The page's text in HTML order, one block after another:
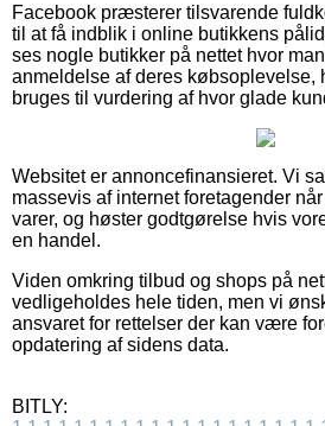
Facebook præsterer tilsvarende
til at få indblik i online butikkens
ses nogle butikker på nettet hvor
anmeldelse af deres købsoplevelse,
bruges til vurdering af hvor glade
Websitet er annoncefinansieret. Vi
massevis af internet foretagender
varer, og høster godtgørelse hvis
en handel.
Viden omkring tilbud og shops på
vedligeholdes hele tiden, men vi
ansvaret for rettelser der kan være
opdatering af sidens data.
BITLY: